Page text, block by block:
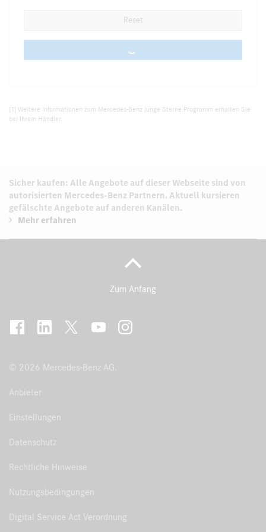
Reset
0 vehicles
[1] Weitere Informationen zum Mercedes-Benz Junge Sterne Programm erhalten Sie
bei Ihrem Händler.
Sicher kaufen: Alle Angebote auf dieser Webseite sind von
autorisierten Mercedes-Benz Partnern. Aktuell kursieren
gefälschte Angebote auf anderen Kanälen.
Mehr erfahren
Zum Anfang
© 2026 Mercedes-Benz AG.
Anbieter
Einstellungen
Datenschutz
Rechtliche Hinweise
Nutzungsbedingungen
Digital Service Act Verordnung